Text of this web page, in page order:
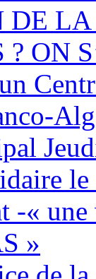
ON
-«
»